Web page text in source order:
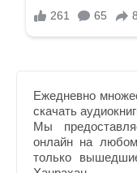
Ежедневно
скачать
Мы
онлайн на любом
только